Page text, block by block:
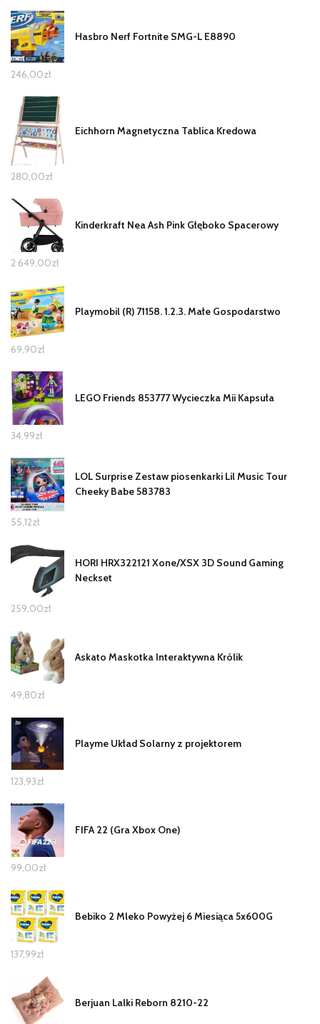
Hasbro Nerf Fortnite SMG-L E8890
246,00zł
Eichhorn Magnetyczna Tablica Kredowa
280,00zł
Kinderkraft Nea Ash Pink Głęboko Spacerowy
2 649,00zł
Playmobil (R) 71158. 1.2.3. Małe Gospodarstwo
69,90zł
LEGO Friends 853777 Wycieczka Mii Kapsuła
34,99zł
LOL Surprise Zestaw piosenkarki Lil Music Tour
Cheeky Babe 583783
55,12zł
HORI HRX322121 Xone/XSX 3D Sound Gaming
Neckset
259,00zł
Askato Maskotka Interaktywna Królik
49,80zł
Playme Układ Solarny z projektorem
123,93zł
FIFA 22 (Gra Xbox One)
99,00zł
Bebiko 2 Mleko Powyżej 6 Miesiąca 5x600G
137,99zł
Berjuan Lalki Reborn 8210-22